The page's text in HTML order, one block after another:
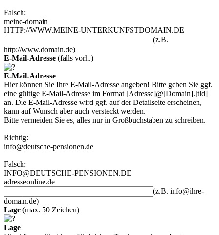
Falsch:
meine-domain
HTTP://WWW.MEINE-UNTERKUNFSTDOMAIN.DE
(z.B.
http://www.domain.de)
E-Mail-Adresse (falls vorh.)
E-Mail-Adresse
Hier können Sie Ihre E-Mail-Adresse angeben! Bitte geben Sie ggf.
eine gültige E-Mail-Adresse im Format [Adresse]@[Domain].[tld]
an. Die E-Mail-Adresse wird ggf. auf der Detailseite erscheinen,
kann auf Wunsch aber auch versteckt werden.
Bitte vermeiden Sie es, alles nur in Großbuchstaben zu schreiben.
Richtig:
info@deutsche-pensionen.de
Falsch:
INFO@DEUTSCHE-PENSIONEN.DE
adresseonline.de
(z.B. info@ihre-
domain.de)
Lage (max. 50 Zeichen)
Lage